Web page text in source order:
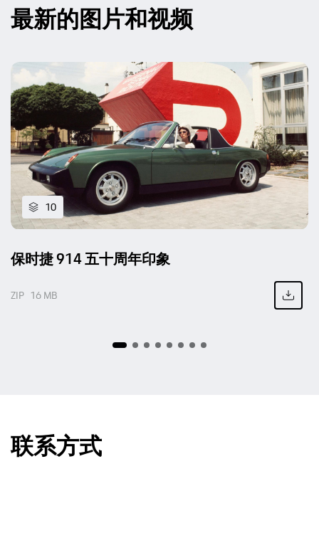
最新的图片和视频
10
保时捷 914 五十周年印象
ZIP 16 MB
联系方式